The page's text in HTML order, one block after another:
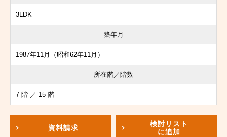
3LDK
築年月
1987年11月（昭和62年11月）
所在階／階数
7 階 ／ 15 階
資料請求
検討リスト
に追加